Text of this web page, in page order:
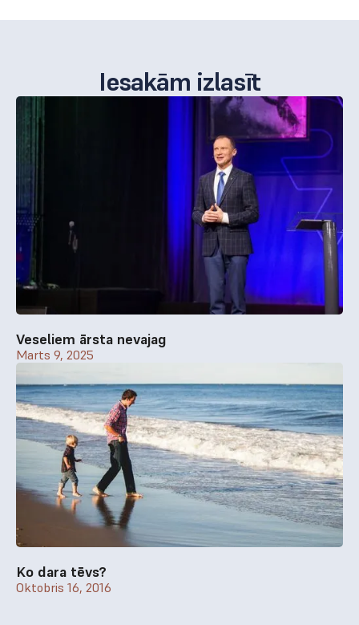
Iesakām izlasīt
Veseliem ārsta nevajag
Marts 9, 2025
Ko dara tēvs?
Oktobris 16, 2016